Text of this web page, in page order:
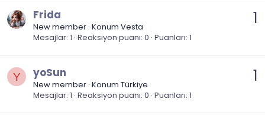
1
Frida
New member · Konum Vesta
Mesajlar 1 Reaksiyon puanı 0 Puanları 1
Y 1
yoSun
New member · Konum Türkiye
Mesajlar 1 Reaksiyon puanı 0 Puanları 1